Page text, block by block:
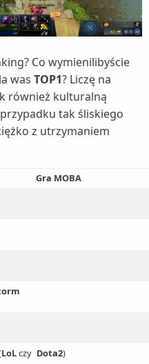
Co wymienilibyście
was TOP1? Liczę na
również kulturalną
tak śliskiego
z utrzymaniem
Gra MOBA
LoLczy Dota2)